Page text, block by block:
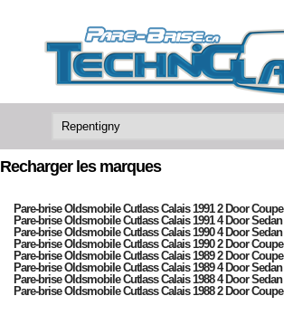
Recharger les marques
Pare-brise Oldsmobile Cutlass Calais 1991 2 Door Coupe
Pare-brise Oldsmobile Cutlass Calais 1991 4 Door Sedan
Pare-brise Oldsmobile Cutlass Calais 1990 4 Door Sedan
Pare-brise Oldsmobile Cutlass Calais 1990 2 Door Coupe
Pare-brise Oldsmobile Cutlass Calais 1989 2 Door Coupe
Pare-brise Oldsmobile Cutlass Calais 1989 4 Door Sedan
Pare-brise Oldsmobile Cutlass Calais 1988 4 Door Sedan
Pare-brise Oldsmobile Cutlass Calais 1988 2 Door Coupe